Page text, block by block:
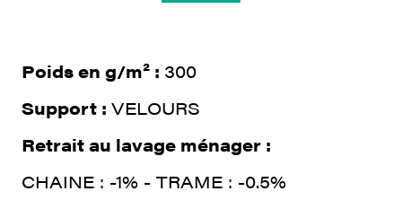
Poids en g/m² : 300
Support : VELOURS
Retrait au lavage ménager :
CHAINE : -1% - TRAME : -0.5%